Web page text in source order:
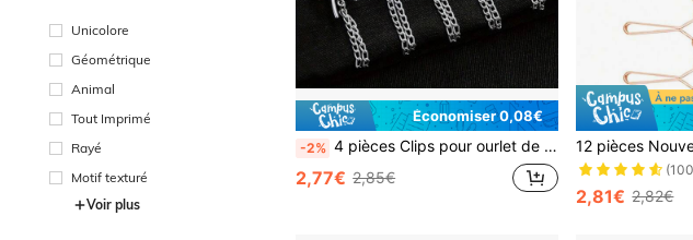
Unicolore
Géométrique
Animal
Tout Imprimé
Rayé
Motif texturé
Voir plus
Économiser 0,08€
-2% 4 pièces Clips pour ourlet de pantalon, attaches réglables sans couture pour ourlet de jambe de pantalon pour ajuster la longueur des vêtements
2,77€ 2,85€
2,81€ 2,82€